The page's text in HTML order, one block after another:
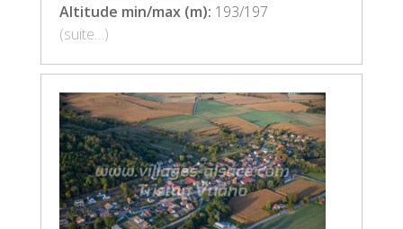
Altitude min/max (m): 193/197
(suite…)